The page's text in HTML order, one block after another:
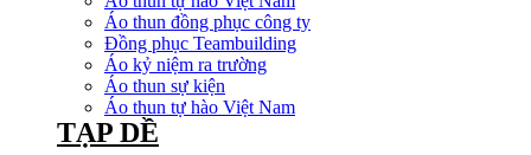
Áo thun đồng phục công ty
Đồng phục Teambuilding
Áo kỷ niệm ra trường
Áo thun sự kiện
Áo thun tự hào Việt Nam
TẠP DỀ